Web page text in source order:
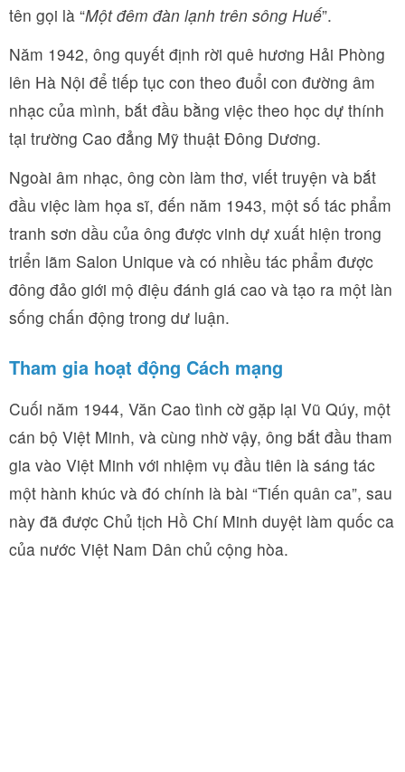
tên gọi là “Một đêm đàn lạnh trên sông Huế”.
Năm 1942, ông quyết định rời quê hương Hải Phòng
lên Hà Nội để tiếp tục con theo đuổi con đường âm
nhạc của mình, bắt đầu bằng việc theo học dự thính
tại trường Cao đẳng Mỹ thuật Đông Dương.
Ngoài âm nhạc, ông còn làm thơ, viết truyện và bắt
đầu việc làm họa sĩ, đến năm 1943, một số tác phẩm
tranh sơn dầu của ông được vinh dự xuất hiện trong
triển lãm Salon Unique và có nhiều tác phẩm được
đông đảo giới mộ điệu đánh giá cao và tạo ra một làn
sống chấn động trong dư luận.
Tham gia hoạt động Cách mạng
Cuối năm 1944, Văn Cao tình cờ gặp lại Vũ Qúy, một
cán bộ Việt Minh, và cùng nhờ vậy, ông bắt đầu tham
gia vào Việt Minh với nhiệm vụ đầu tiên là sáng tác
một hành khúc và đó chính là bài “Tiến quân ca”, sau
này đã được Chủ tịch Hồ Chí Minh duyệt làm quốc ca
của nước Việt Nam Dân chủ cộng hòa.